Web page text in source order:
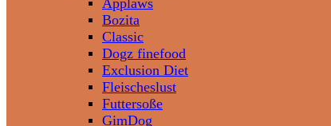
Applaws
Bozita
Classic
Dogz finefood
Exclusion Diet
Fleischeslust
Futtersoße
GimDog